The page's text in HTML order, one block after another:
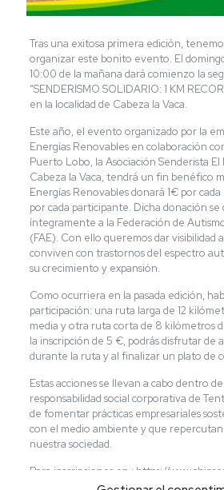
Tras una exitosa primera edición,
organizar este bonito evento. El
10:00 de la mañana dará comienzo la
“SENDERISMO SOLIDARIO: 1 KM
en la localidad de Cabeza la Vaca.
Este año, el evento organizado por la
Energías Renovables en colaboración
Puerto Lobo, la Asociación Senderista
Cabeza la Vaca, tendrá un fin benéfico
Energías Renovables donará 1€ por
por cada participante. Dicha donación se
íntegramente a la Federación de
(FAE). Con ello queremos dar visibilidad
conviven con trastornos del espectro
su crecimiento y expansión.
Como ocurriera en la pasada edición,
participación: una ruta larga de 12
media y otra ruta corta de 8 kilómetros
la inscripción de 5 €, podrás disfrutar de
durante la ruta y al finalizar un plato de
Estas acciones se llevan a cabo dentro
responsabilidad social corporativa de
de fomentar prácticas empresariales
con el medio ambiente y que
nuestra sociedad.
Para inscripciones en : https://
evento/12012-ii-senderismo-solidario-